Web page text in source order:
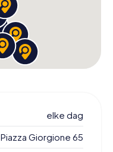
elke dag
Piazza Giorgione 65